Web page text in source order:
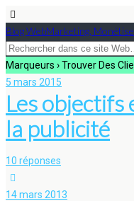
Blog WebMarketing,
Marqueurs › Trouver Des
5 mars 2015
Les objectifs
la publicité
10 réponses
14 mars 2013